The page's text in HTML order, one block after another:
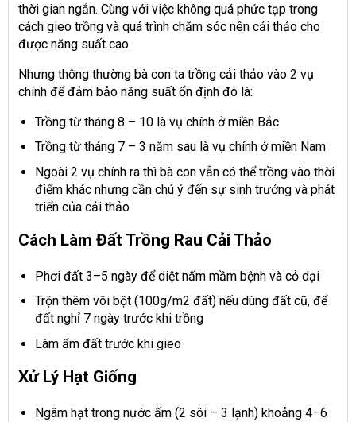
thời gian ngắn. Cùng với việc không quá phức tạp trong
cách gieo trồng và quá trình chăm sóc nên cải thảo cho
được năng suất cao.
Nhưng thông thường bà con ta trồng cải thảo vào 2 vụ
chính để đảm bảo năng suất ổn định đó là:
Trồng từ tháng 8 – 10 là vụ chính ở miền Bắc
Trồng từ tháng 7 – 3 năm sau là vụ chính ở miền Nam
Ngoài 2 vụ chính ra thì bà con vẫn có thể trồng vào thời
điểm khác nhưng cần chú ý đến sự sinh trưởng và phát
triển của cải thảo
Cách Làm Đất Trồng Rau Cải Thảo
Phơi đất 3–5 ngày để diệt nấm mầm bệnh và cỏ dại
Trộn thêm vôi bột (100g/m2 đất) nếu dùng đất cũ, để
đất nghỉ 7 ngày trước khi trồng
Làm ẩm đất trước khi gieo
Xử Lý Hạt Giống
Ngâm hạt trong nước ấm (2 sôi – 3 lạnh) khoảng 4–6